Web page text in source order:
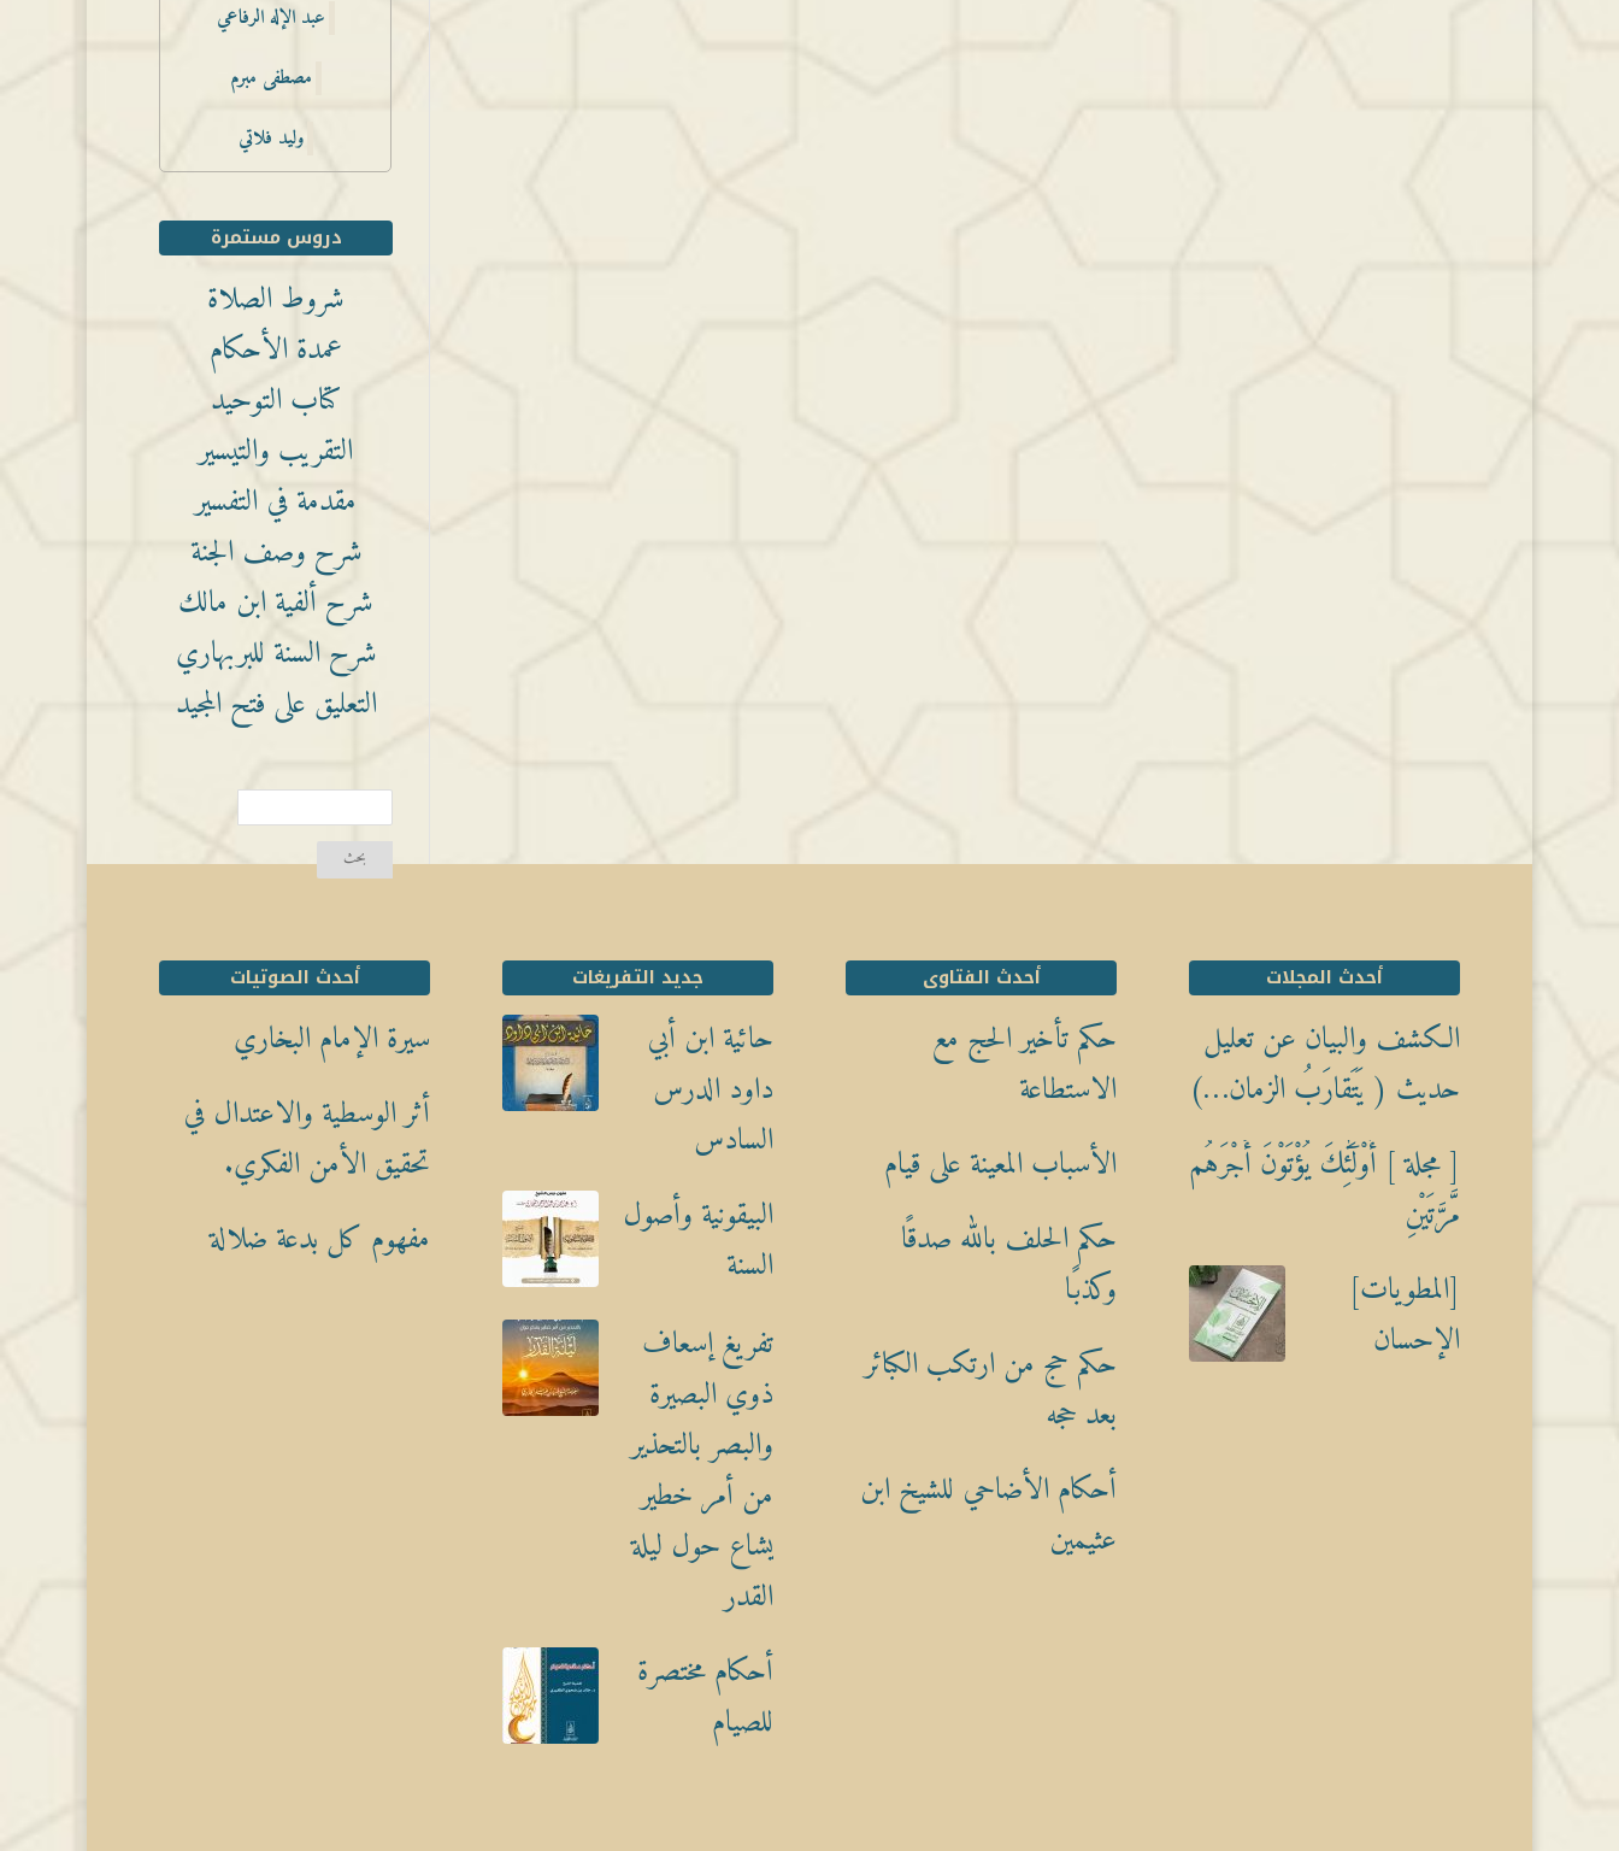
عبد الإله الرفاعي
مصطفى مبرم
وليد فلاتي
دروس مستمرة
شروط الصلاة
عمدة الأحكام
كتاب التوحيد
التقريب والتيسير
مقدمة في التفسير
شرح وصف الجنة
شرح ألفية ابن مالك
شرح السنة للبربهاري
التعليق على فتح المجيد
أحدث المجلات
الكشف والبيان عن تعليل
حديث ( يَتَقارَبُ الزمان…)
[ مجلة ] أُوْلَٰٓئِكَ يُؤْتَوْنَ أَجْرَهُم
مَّرَّتَيْنِ
[المطويات]
الإحسان
أحدث الفتاوى
حكم تأخير الحج مع
الاستطاعة
الأسباب المعينة على قيام
حكم الحلف بالله صدقًا
وكذبًا
حكم حج من ارتكب الكبائر
بعد حجه
أحكام الأضاحي للشيخ ابن
عثيمين
جديد التفريغات
حائية ابن أبي
داود الدرس
السادس
البيقونية وأصول
السنة
تفريغ إسعاف
ذوي البصيرة
والبصر بالتحذير
من أمر خطير
يشاع حول ليلة
القدر
أحكام مختصرة
للصيام
أحدث الصوتيات
سيرة الإمام البخاري
أثر الوسطية والاعتدال في
تحقيق الأمن الفكري.
مفهوم كل بدعة ضلالة